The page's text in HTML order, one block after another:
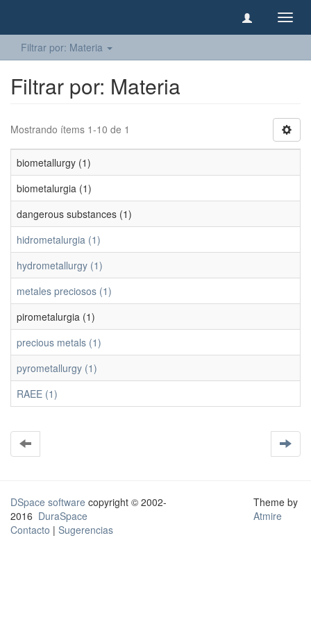
Filtrar por: Materia
Filtrar por: Materia
Mostrando ítems 1-10 de 1
biometallurgy (1)
biometalurgia (1)
dangerous substances (1)
hidrometalurgia (1)
hydrometallurgy (1)
metales preciosos (1)
pirometalurgia (1)
precious metals (1)
pyrometallurgy (1)
RAEE (1)
DSpace software copyright © 2002-
2016 DuraSpace
Contacto | Sugerencias
Theme by
Atmire